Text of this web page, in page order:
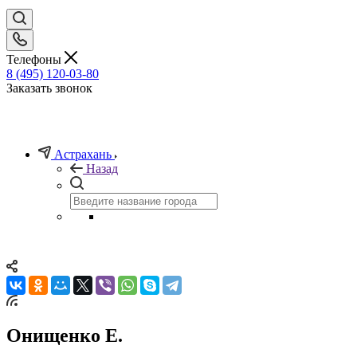
Телефоны
8 (495) 120-03-80
Заказать звонок
Астрахань
Назад
Онищенко Е.